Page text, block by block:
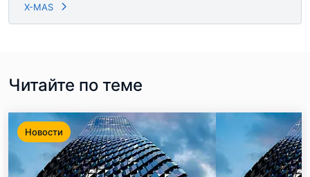
X-MAS
Читайте по теме
Новости